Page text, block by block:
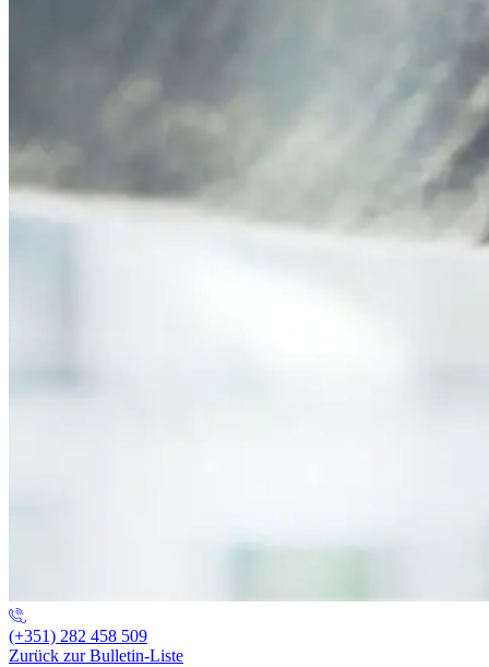
(+351) 282 458 509
Zurück zur Bulletin-Liste